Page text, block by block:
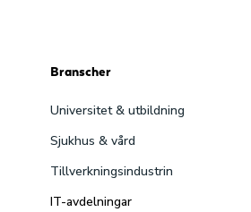
Branscher
Universitet & utbildning
Sjukhus & vård
Tillverkningsindustrin
IT-avdelningar